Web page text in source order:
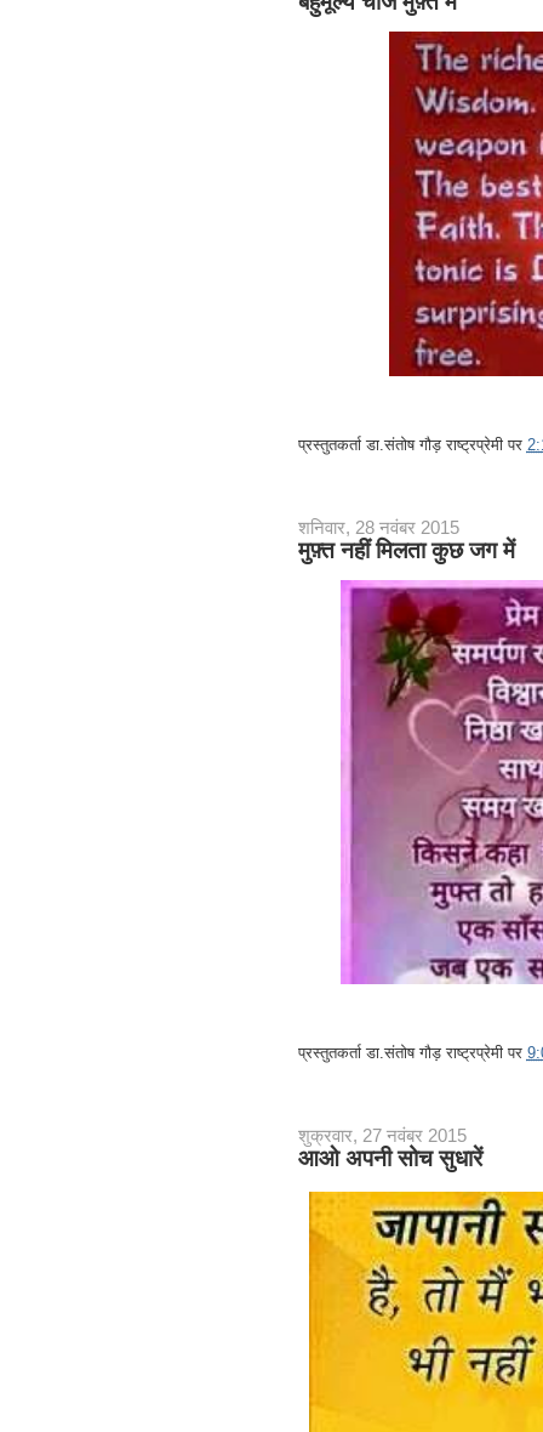
प्रस्तुतकर्ताडा.संतोष गौड़ राष्ट्रप्रेमी पर
शनिवार, 28 नवंबर 2015
मुफ़्त नहीं मिलता कुछ जग में
प्रस्तुतकर्ताडा.संतोष गौड़ राष्ट्रप्रेमी पर
शुक्रवार, 27 नवंबर 2015
आओ अपनी सोच सुधारें